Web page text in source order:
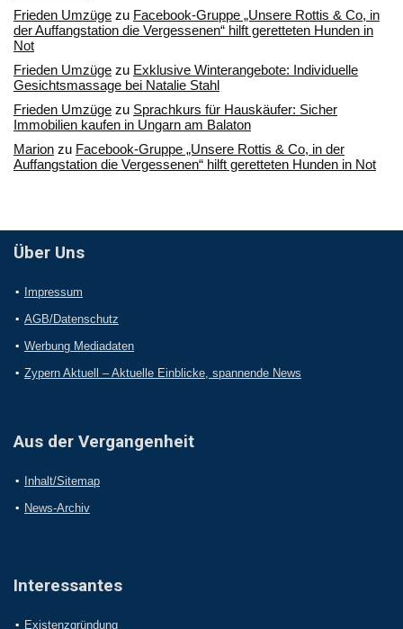
Frieden Umzüge zu Facebook-Gruppe „Unsere Rottis & Co, in
der Auffangstation die Vergessenen“ hilft geretteten Hunden in
Not
Frieden Umzüge zu Exklusive Winterangebote: Individuelle
Gesichtsmassage bei Natalie Stahl
Frieden Umzüge zu Sprachkurs für Hauskäufer: Sicher
Immobilien kaufen in Ungarn am Balaton
Marion zu Facebook-Gruppe „Unsere Rottis & Co, in der
Auffangstation die Vergessenen“ hilft geretteten Hunden in Not
Über Uns
Impressum
AGB/Datenschutz
Werbung Mediadaten
Zypern Aktuell – Aktuelle Einblicke, spannende News
Aus der Vergangenheit
Inhalt/Sitemap
News-Archiv
Interessantes
Existenzgründung